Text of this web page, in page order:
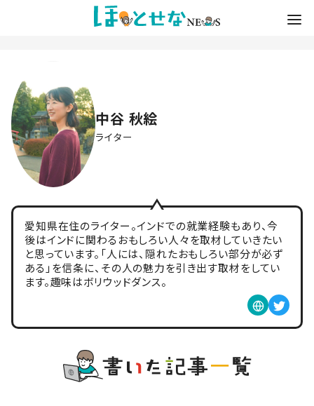
中谷 秋絵
ライター
愛知県在住のライター。インドでの就業経験もあり、今
後はインドに関わるおもしろい人々を取材していきたい
と思っています。「人には、隠れたおもしろい部分が必ず
ある」を信条に、その人の魅力を引き出す取材をしてい
ます。趣味はボリウッドダンス。